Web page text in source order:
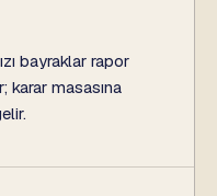
bayraklar rapor
karar masasına